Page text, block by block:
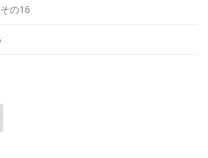
の16